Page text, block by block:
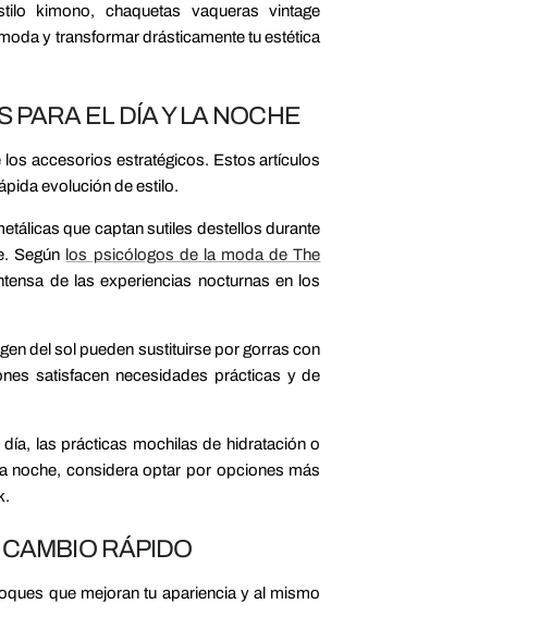
kimono, chaquetas vaqueras vintage
y transformar drásticamente tu estética
EL DÍA Y LA NOCHE
los accesorios estratégicos. Estos artículos
evolución de estilo.
que captan sutiles destellos durante
Según los psicólogos de la moda de The
de las experiencias nocturnas en los
del sol pueden sustituirse por gorras con
satisfacen necesidades prácticas y de
las prácticas mochilas de hidratación o
noche, considera optar por opciones más
RÁPIDO
que mejoran tu apariencia y al mismo